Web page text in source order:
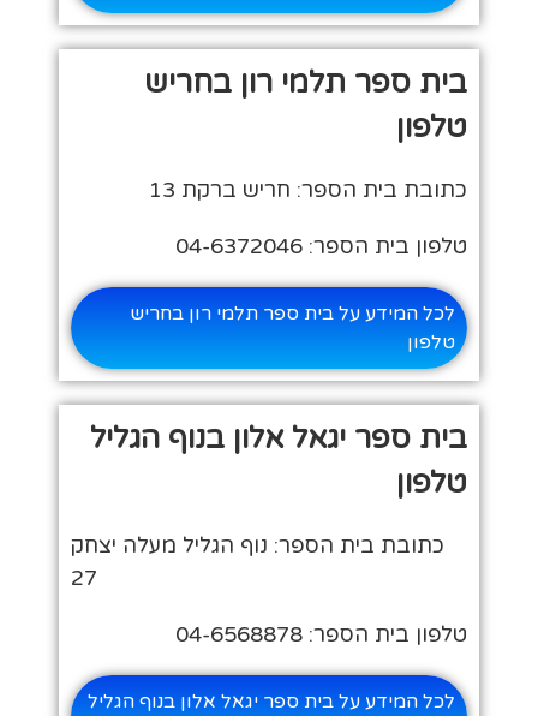
בית ספר תלמי רון בחריש
טלפון
כתובת בית הספר: חריש ברקת 13
טלפון בית הספר: 04-6372046
לכל המידע על בית ספר תלמי רון בחריש
טלפון
בית ספר יגאל אלון בנוף הגליל
טלפון
כתובת בית הספר: נוף הגליל מעלה יצחק
27
טלפון בית הספר: 04-6568878
לכל המידע על בית ספר יגאל אלון בנוף הגליל